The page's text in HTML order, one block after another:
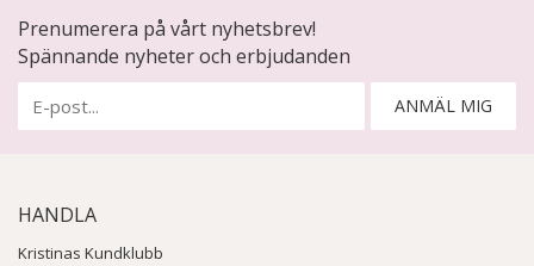
Prenumerera på vårt nyhetsbrev!
Spännande nyheter och erbjudanden
ANMÄL MIG
HANDLA
Kristinas Kundklubb